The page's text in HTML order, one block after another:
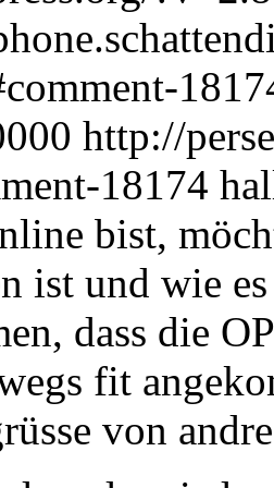
http://
18174
bist,
ist und wie
dass die
fit
von